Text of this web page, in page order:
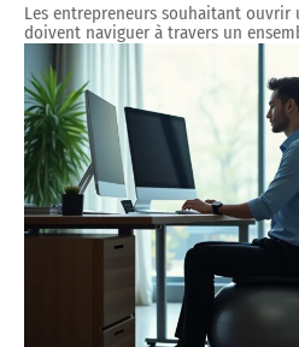
Les entrepreneurs souhaitant ouvrir
doivent naviguer à travers un